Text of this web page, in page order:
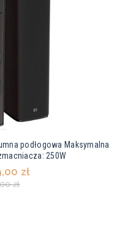
podłogowa Maksymalna
250W
zł
zł